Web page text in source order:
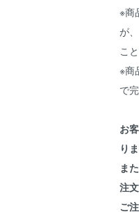
※商
が
こ
※商
で
お
り
ま
注
ご